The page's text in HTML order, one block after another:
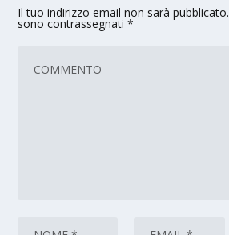
Il tuo indirizzo email non sarà pubblicato.
sono contrassegnati*